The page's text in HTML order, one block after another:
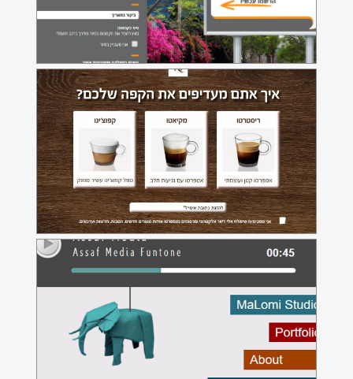
סטודיו מלומי
אתר אינטרנט לסטודיו לעריכת סאונד
מזון לחיים
עמוד נחיתה לאיסוף סלי מזון לנזקקים